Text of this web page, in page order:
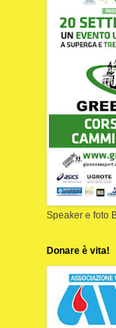
Speaker e foto
Donare è vita!